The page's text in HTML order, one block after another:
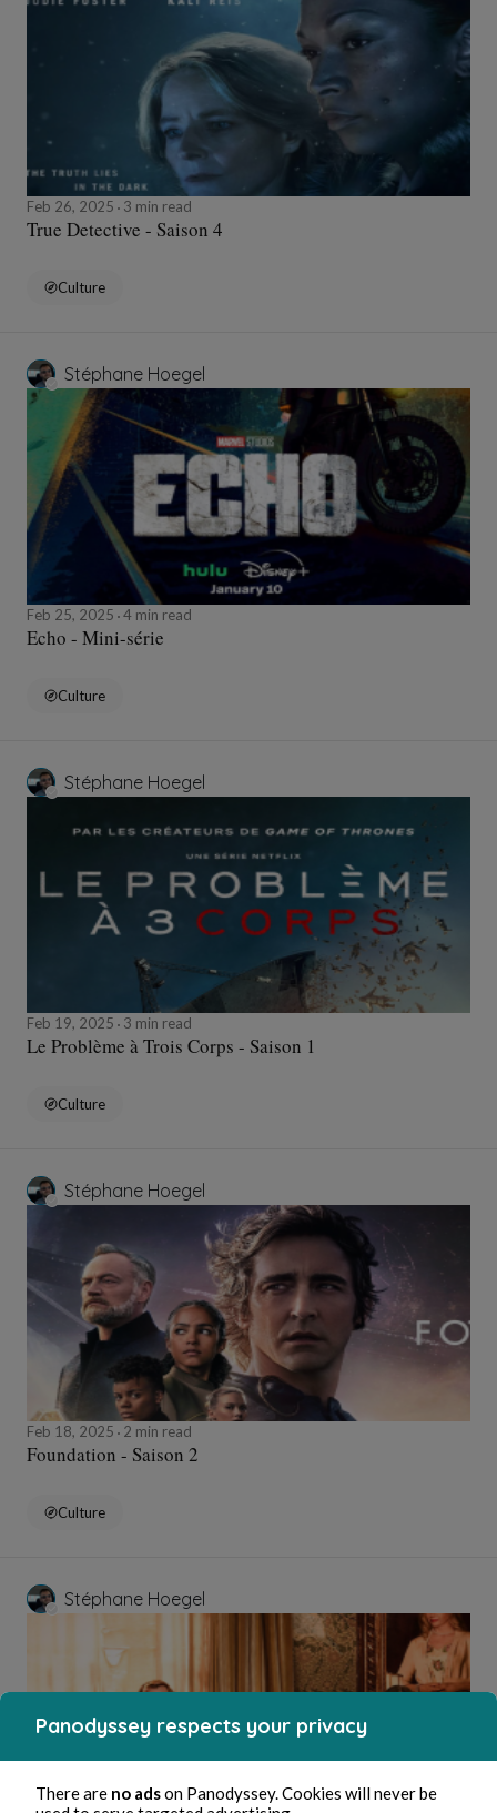
Feb 26, 2025 3 min read
True Detective - Saison 4
Culture
Stéphane Hoegel
Feb 25, 2025 4 min read
Echo - Mini-série
Culture
Stéphane Hoegel
Feb 19, 2025 3 min read
Le Problème à Trois Corps - Saison 1
Culture
Stéphane Hoegel
Feb 18, 2025 2 min read
Foundation - Saison 2
Culture
Stéphane Hoegel
Panodyssey respects your privacy
There are no adson Panodyssey. Cookies will never be